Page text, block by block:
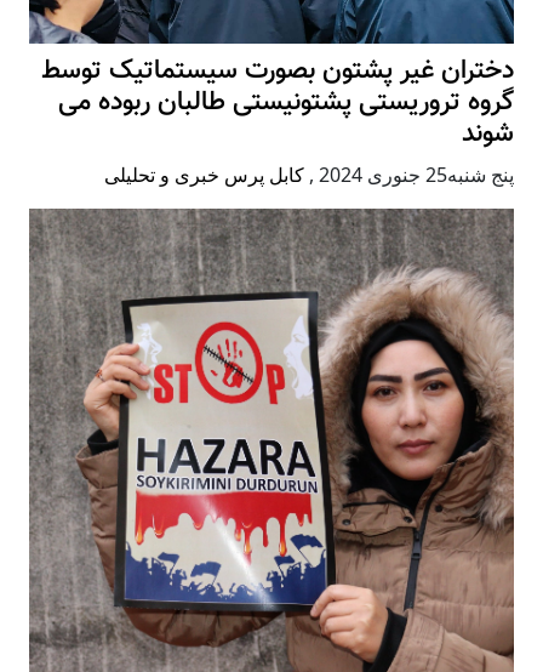
دختران غیر پشتون بصورت سیستماتیک توسط
گروه تروریستی پشتونیستی طالبان ربوده می
شوند
پنج شنبه25 جنوری 2024 , کابل پرس خبری و تحلیلی